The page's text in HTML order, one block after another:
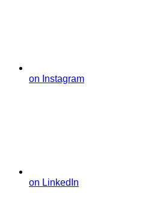
on Instagram
on LinkedIn